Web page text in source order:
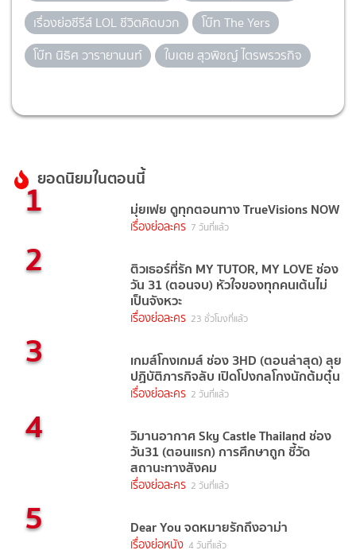
เรื่องย่อซีรีส์ LOL ชีวิตคิดบวก
โบ๊ท The Yers
โบ๊ท นิธิศ วารายานนท์
ใบเตย สุวพิชญ์ ไตรพรวรกิจ
ยอดนิยมในตอนนี้
1 มุ่ยเฟย ดูทุกตอนทาง TrueVisions NOW
เรื่องย่อละคร 7 วันที่แล้ว
2 ติวเธอร์ที่รัก MY TUTOR, MY LOVE ช่อง
วัน 31 (ตอนจบ) หัวใจของทุกคนเต้นไม่
เป็นจังหวะ
เรื่องย่อละคร 23 ชั่วโมงที่แล้ว
3 เกมส์โกงเกมส์ ช่อง 3HD (ตอนล่าสุด) ลุย
ปฏิบัติภารกิจลับ เปิดโปงกลโกงนักต้มตุ๋น
เรื่องย่อละคร 2 วันที่แล้ว
4 วิมานอากาศ Sky Castle Thailand ช่อง
วัน31 (ตอนแรก) การศึกษาถูก ชี้วัด
สถานะทางสังคม
เรื่องย่อละคร 2 วันที่แล้ว
5 Dear You จดหมายรักถึงอาม่า
เรื่องย่อหนัง 4 วันที่แล้ว